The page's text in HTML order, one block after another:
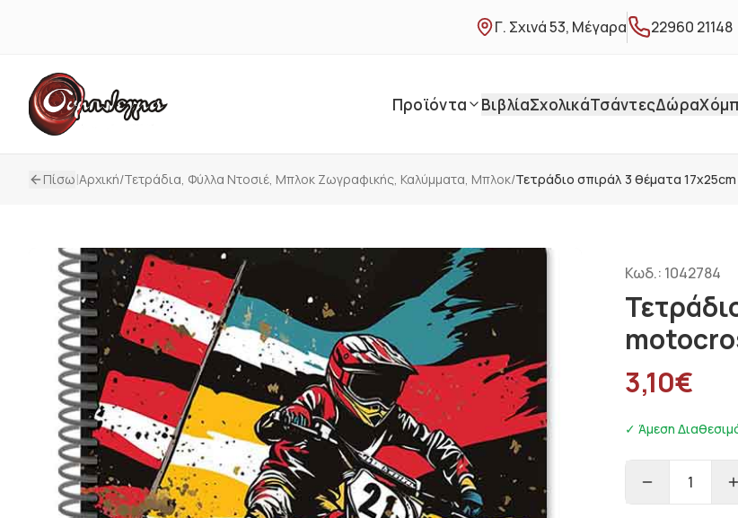
Γ. Σχινά 53, Μέγαρα 22960 21148
Προϊόντα ΒιβλίαΣχολικάΤσάντεςΔώρα
Πίσω|Αρχική/Τετράδια, Φύλλα Ντοσιέ, Μπλοκ Ζωγραφικής, Καλύμματα, Μπλοκ/Τετράδιο σπιράλ 3 θέματα
Κωδ.: 1042784
3,10€
✓ Άμεση
1